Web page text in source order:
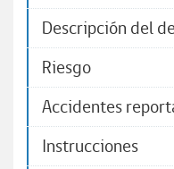
Descripción del
Riesgo
Accidentes
Instrucciones